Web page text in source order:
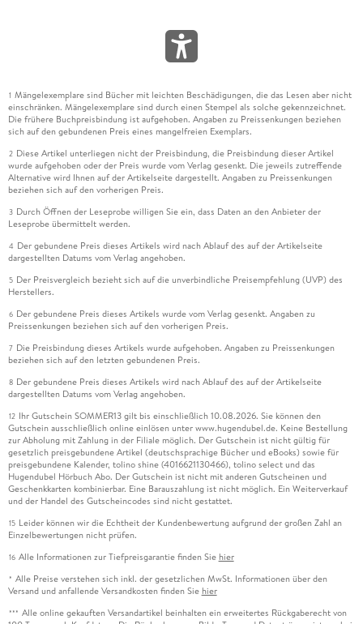
1 Mängelexemplare sind Bücher mit leichten Beschädigungen, die das Lesen aber nicht
einschränken. Mängelexemplare sind durch einen Stempel als solche gekennzeichnet.
Die frühere Buchpreisbindung ist aufgehoben. Angaben zu Preissenkungen beziehen
sich auf den gebundenen Preis eines mangelfreien Exemplars.
2 Diese Artikel unterliegen nicht der Preisbindung, die Preisbindung dieser Artikel
wurde aufgehoben oder der Preis wurde vom Verlag gesenkt. Die jeweils zutreffende
Alternative wird Ihnen auf der Artikelseite dargestellt. Angaben zu Preissenkungen
beziehen sich auf den vorherigen Preis.
3 Durch Öffnen der Leseprobe willigen Sie ein, dass Daten an den Anbieter der
Leseprobe übermittelt werden.
4 Der gebundene Preis dieses Artikels wird nach Ablauf des auf der Artikelseite
dargestellten Datums vom Verlag angehoben.
5 Der Preisvergleich bezieht sich auf die unverbindliche Preisempfehlung (UVP) des
Herstellers.
6 Der gebundene Preis dieses Artikels wurde vom Verlag gesenkt. Angaben zu
Preissenkungen beziehen sich auf den vorherigen Preis.
7 Die Preisbindung dieses Artikels wurde aufgehoben. Angaben zu Preissenkungen
beziehen sich auf den letzten gebundenen Preis.
8 Der gebundene Preis dieses Artikels wird nach Ablauf des auf der Artikelseite
dargestellten Datums vom Verlag angehoben.
12 Ihr Gutschein SOMMER13 gilt bis einschließlich 10.08.2026. Sie können den
Gutschein ausschließlich online einlösen unter www.hugendubel.de. Keine Bestellung
zur Abholung mit Zahlung in der Filiale möglich. Der Gutschein ist nicht gültig für
gesetzlich preisgebundene Artikel (deutschsprachige Bücher und eBooks) sowie für
preisgebundene Kalender, tolino shine (4016621130466), tolino select und das
Hugendubel Hörbuch Abo. Der Gutschein ist nicht mit anderen Gutscheinen und
Geschenkkarten kombinierbar. Eine Barauszahlung ist nicht möglich. Ein Weiterverkauf
und der Handel des Gutscheincodes sind nicht gestattet.
15 Leider können wir die Echtheit der Kundenbewertung aufgrund der großen Zahl an
Einzelbewertungen nicht prüfen.
16 Alle Informationen zur Tiefpreisgarantie finden Sie hier
* Alle Preise verstehen sich inkl. der gesetzlichen MwSt. Informationen über den
Versand und anfallende Versandkosten finden Sie hier
*** Alle online gekauften Versandartikel beinhalten ein erweitertes Rückgaberecht von